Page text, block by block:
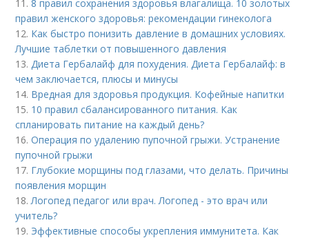
11.8 правил сохранения здоровья влагалища. 10 золотых
правил женского здоровья: рекомендации гинеколога
12. Как быстро понизить давление в домашних условиях.
Лучшие таблетки от повышенного давления
13.Диета Гербалайф для похудения. Диета Гербалайф: в
чем заключается, плюсы и минусы
14. Вредная для здоровья продукция. Кофейные напитки
15. 10 правил сбалансированного питания. Как
спланировать питание на каждый день?
16.Операция по удалению пупочной грыжи. Устранение
пупочной грыжи
17. Глубокие морщины под глазами, что делать. Причины
появления морщин
18.Логопед педагог или врач. Логопед - это врач или
учитель?
19. Эффективные способы укрепления иммунитета. Как